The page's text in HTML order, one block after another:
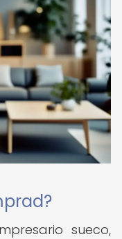
sueco,